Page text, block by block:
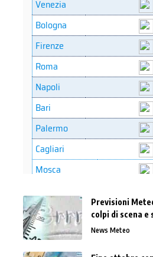
Previsioni
colpi di scena
News Meteo